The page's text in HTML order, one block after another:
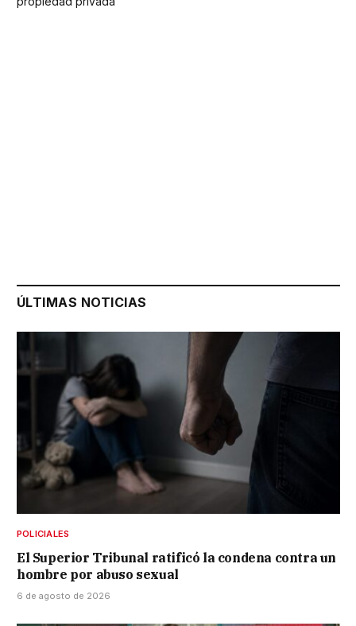
ÚLTIMAS NOTICIAS
POLICIALES
El Superior Tribunal ratificó la condena contra un
hombre por abuso sexual
6 de agosto de 2026